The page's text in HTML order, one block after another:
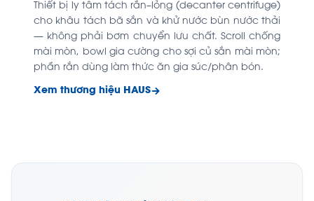
Thiết bị ly tâm tách rắn–lỏng (decanter centrifuge)
cho khâu tách bã sắn và khử nước bùn nước thải
— không phải bơm chuyển lưu chất. Scroll chống
mài mòn, bowl gia cường cho sợi củ sắn mài mòn;
phần rắn dùng làm thức ăn gia súc/phân bón.
Xem thương hiệu HAUS